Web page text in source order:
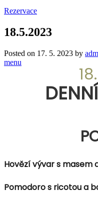
Rezervace
18.5.2023
Posted on 17. 5. 2023 by
menu
Hovězí vývar s masem
Pomodoro s ricotou a